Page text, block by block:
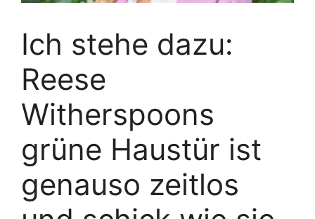
Ich stehe dazu:
Reese
Witherspoons
grüne Haustür ist
genauso zeitlos